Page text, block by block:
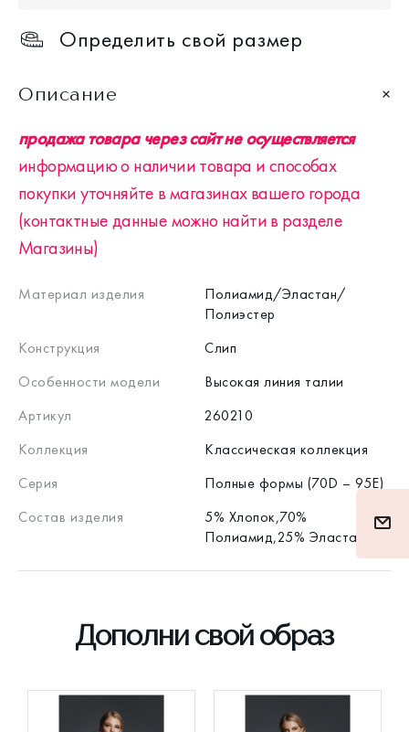
Определить свой размер
Описание
продажа товара через сайт не осуществляется
информацию о наличии товара и способах
покупки уточняйте в магазинах вашего города
(контактные данные можно найти в разделе
Магазины)
Материал изделия
Полиамид/Эластан/
Полиэстер
Конструкция
Слип
Особенности модели
Высокая линия талии
Артикул
260210
Коллекция
Классическая коллекция
Серия
Полные формы (70D – 95E)
Состав изделия
5% Хлопок,70%
Полиамид,25% Эластан
Дополни свой образ